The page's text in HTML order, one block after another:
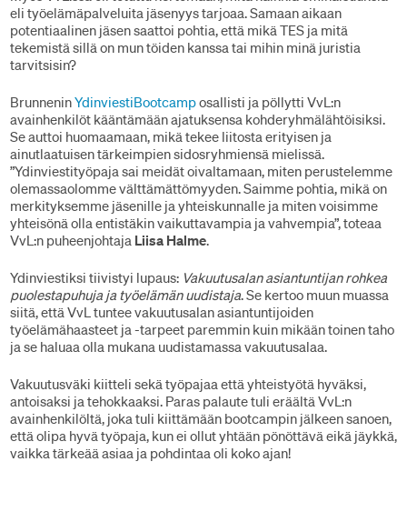
eli työelämäpalveluita jäsenyys tarjoaa. Samaan aikaan
potentiaalinen jäsen saattoi pohtia, että mikä TES ja mitä
tekemistä sillä on mun töiden kanssa tai mihin minä juristia
tarvitsisin?
BrunneninYdinviestiBootcamposallisti ja pöllytti VvL:n
avainhenkilöt kääntämään ajatuksensa kohderyhmälähtöisiksi.
Se auttoi huomaamaan, mikä tekee liitosta erityisen ja
ainutlaatuisen tärkeimpien sidosryhmiensä mielissä.
”Ydinviestityöpaja sai meidät oivaltamaan, miten perustelemme
olemassaolomme välttämättömyyden. Saimme pohtia, mikä on
merkityksemme jäsenille ja yhteiskunnalle ja miten voisimme
yhteisönä olla entistäkin vaikuttavampia ja vahvempia”, toteaa
VvL:n puheenjohtaja Liisa Halme.
Ydinviestiksi tiivistyi lupaus: Vakuutusalan asiantuntijan rohkea
puolestapuhuja ja työelämän uudistaja. Se kertoo muun muassa
siitä, että VvL tuntee vakuutusalan asiantuntijoiden
työelämähaasteet ja -tarpeet paremmin kuin mikään toinen taho
ja se haluaa olla mukana uudistamassa vakuutusalaa.
Vakuutusväki kiitteli sekä työpajaa että yhteistyötä hyväksi,
antoisaksi ja tehokkaaksi. Paras palaute tuli eräältä VvL:n
avainhenkilöltä, joka tuli kiittämään bootcampin jälkeen sanoen,
että olipa hyvä työpaja, kun ei ollut yhtään pönöttävä eikä jäykkä,
vaikka tärkeää asiaa ja pohdintaa oli koko ajan!